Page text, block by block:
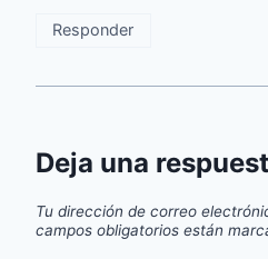
Responder
Deja una
Tu dirección de correo
campos obligatorios están